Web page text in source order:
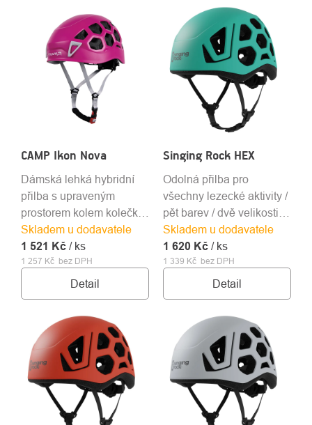
CAMP Ikon Nova
Skladem u dodavatele
1 257 Kč bez DPH
1 521 Kč / ks
Detail
Dámská lehká hybridní
přilba s upraveným
prostorem kolem kolečka
pro delší vlasy. Přilba se
skvělou prodyšností
vhodná pro skalní lezení i
zajištěné cesty VIA
FERRATA.
Singing Rock HEX
Skladem u dodavatele
1 339 Kč bez DPH
1 620 Kč / ks
Detail
Odolná přilba pro
všechny lezecké aktivity /
pět barev / dvě velikosti /
hmotnost 300 a 330 g